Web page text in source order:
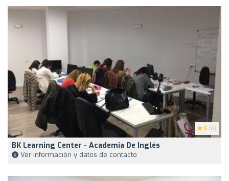
5 (6)
BK Learning Center - Academia De Inglés
Ver información y datos de contacto